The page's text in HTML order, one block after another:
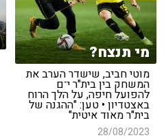
מי תנצח?
מוטי חביב, שישדר הערב את
המשחק בין בית"ר י־ם
להפועל חיפה, על הלך הרוח
באצטדיון • טען: "ההגנה של
בית"ר מאוד איטית"
28/08/2023